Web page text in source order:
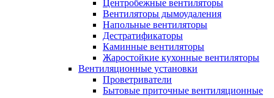
Центробежные вентиляторы
Вентиляторы дымоудаления
Напольные вентиляторы
Дестратификаторы
Каминные вентиляторы
Жаростойкие кухонные вентиляторы
Вентиляционные установки
Проветриватели
Бытовые приточные вентиляционные